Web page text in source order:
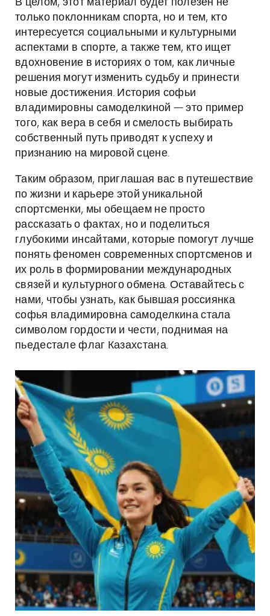
В целом, этот материал будет полезен не
только поклонникам спорта, но и тем, кто
интересуется социальными и культурными
аспектами в спорте, а также тем, кто ищет
вдохновение в историях о том, как личные
решения могут изменить судьбу и принести
новые достижения. История софьи
владимировны самоделкиной — это пример
того, как вера в себя и смелость выбирать
собственный путь приводят к успеху и
признанию на мировой сцене.
Таким образом, приглашая вас в путешествие
по жизни и карьере этой уникальной
спортсменки, мы обещаем не просто
рассказать о фактах, но и поделиться
глубокими инсайтами, которые помогут лучше
понять феномен современных спортсменов и
их роль в формировании международных
связей и культурного обмена. Оставайтесь с
нами, чтобы узнать, как бывшая россиянка
софья владимировна самоделкина стала
символом гордости и чести, поднимая на
пьедестале флаг Казахстана.